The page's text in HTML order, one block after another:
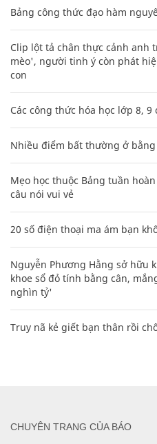
Bảng công thức đạo hàm
Clip lột tả chân thực cảnh anh
mèo', người tinh ý còn phát
con
Các công thức hóa học lớp 8,
Nhiều điểm bất thường ở bằng
Mẹo học thuộc Bảng tuần
câu nói vui vẻ
20 số điện thoại ma ám bạn
Nguyễn Phương Hằng sở hữu
khoe sổ đỏ tính bằng cân,
nghìn tỷ'
Truy nã kẻ giết bạn thân rồi
CHUYÊN TRANG CỦA BÁO